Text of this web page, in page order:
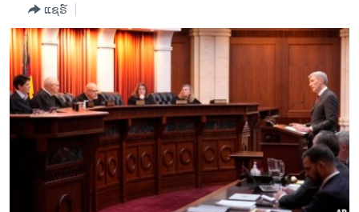
ເອເຊຍ
ອິດສະຫຼະພາບດ້ານການຂ່າວ
ຊີວິດຊາວລາວ
ຊຸມຊົນຊາວລາວ
ວິທະຍາສາດ-ເທັກໂນໂລຈີ
ທຸລະກິດ
ພາສາອັງກິດ
ແຊຣ໌